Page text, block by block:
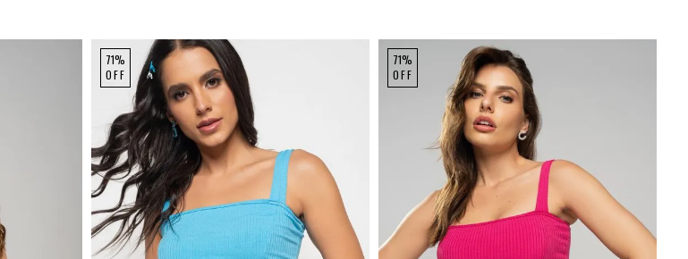
71%
OFF
71%
OFF